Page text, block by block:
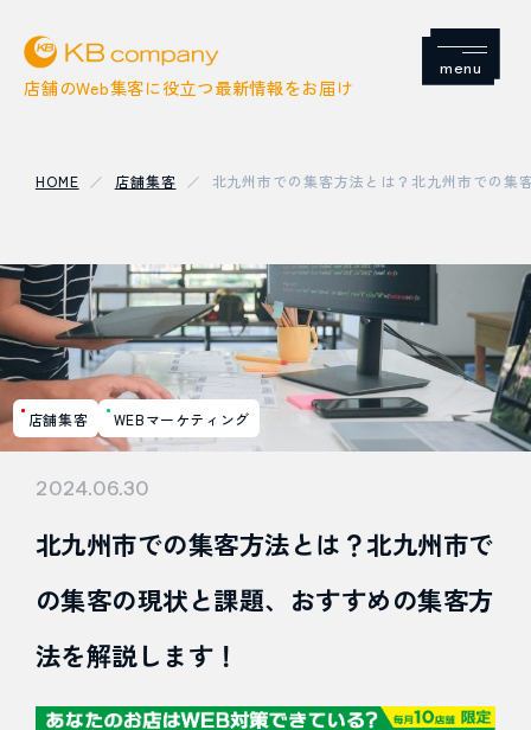
店舗のWeb集客に役立つ最新情報をお届け
Menu
店舗集客
SNS
Google
SEO / MEO
Web広告
HOME 店舗集客 北九州市での集客方法とは？北九州市での集
店舗集客 WEBマーケティング
2024.06.30
北九州市での集客方法とは？北九州市で
の集客の現状と課題、おすすめの集客方
法を解説します！